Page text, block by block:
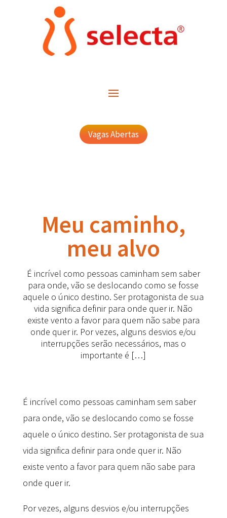
Vagas Abertas
Meu caminho,
meu alvo
É incrível como pessoas caminham sem saber
para onde, vão se deslocando como se fosse
aquele o único destino. Ser protagonista de sua
vida significa definir para onde quer ir. Não
existe vento a favor para quem não sabe para
onde quer ir. Por vezes, alguns desvios e/ou
interrupções serão necessários, mas o
importante é […]
É incrível como pessoas caminham sem saber
para onde, vão se deslocando como se fosse
aquele o único destino. Ser protagonista de sua
vida significa definir para onde quer ir. Não
existe vento a favor para quem não sabe para
onde quer ir.
Por vezes, alguns desvios e/ou interrupções